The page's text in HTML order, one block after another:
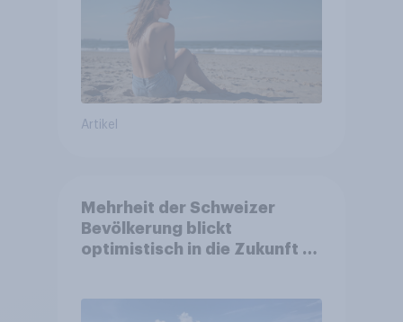
Artikel
Mehrheit der Schweizer
Bevölkerung blickt
optimistisch in die Zukunft –
Altersvorsorge